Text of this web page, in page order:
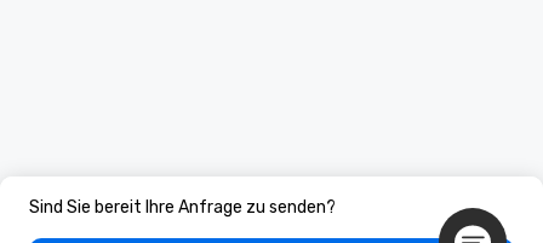
Sind Sie bereit Ihre Anfrage zu senden?